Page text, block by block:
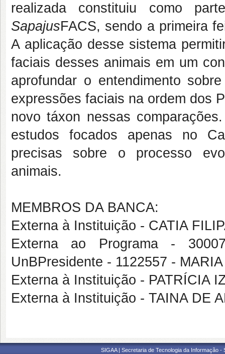
realizada constituiu como
SapajusFACS, sendo a primeira
A aplicação desse sistema
faciais desses animais em um
aprofundar o entendimento
expressões faciais na ordem dos
novo táxon nessas
estudos focados apenas no
precisas sobre o processo
animais.
MEMBROS DA BANCA:
Externa à Instituição - CATIA
Externa ao Programa -
UnBPresidente - 1122557 -
Externa à Instituição - PATRÍCIA
Externa à Instituição - TAINA DE
SIGAA | Secretaria de Tecnologia da Informação